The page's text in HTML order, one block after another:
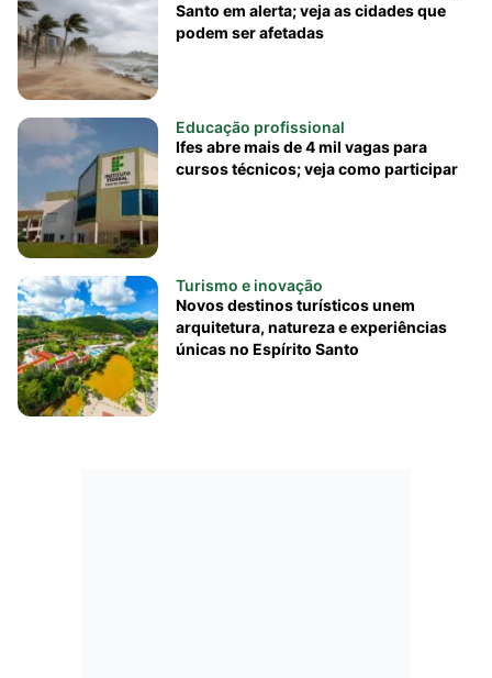
Santo em alerta; veja as cidades que
podem ser afetadas
Educação profissional
Ifes abre mais de 4 mil vagas para
cursos técnicos; veja como participar
Turismo e inovação
Novos destinos turísticos unem
arquitetura, natureza e experiências
únicas no Espírito Santo